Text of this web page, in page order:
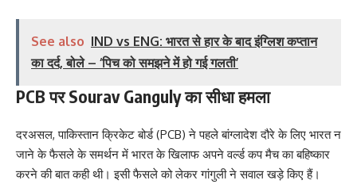
See also IND vs ENG: भारत से हार के बाद इंग्लिश कप्तान
का दर्द, बोले – ‘पिच को समझने में हो गई गलती’
PCB पर Sourav Ganguly का सीधा हमला
दरअसल, पाकिस्तान क्रिकेट बोर्ड (PCB) ने पहले बांग्लादेश दौरे के लिए भारत न
जाने के फैसले के समर्थन में भारत के खिलाफ अपने वर्ल्ड कप मैच का बहिष्कार
करने की बात कही थी। इसी फैसले को लेकर गांगुली ने सवाल खड़े किए हैं।